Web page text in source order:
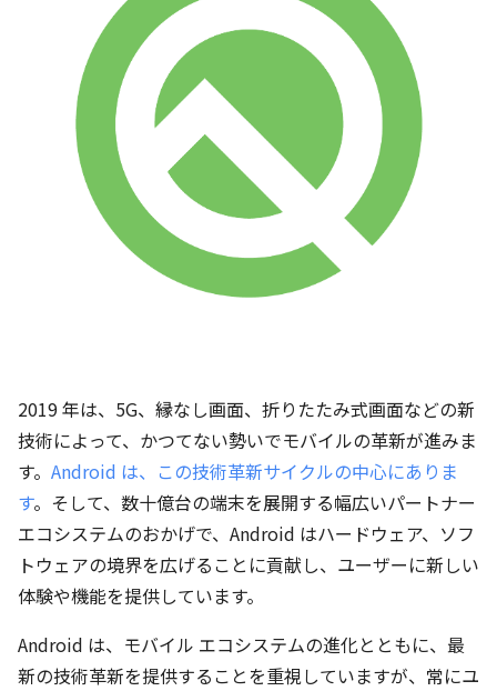
2019 年は、5G、縁なし画面、折りたたみ式画面などの新
技術によって、かつてない勢いでモバイルの革新が進みま
す。 Android は、この技術革新サイクルの中心にありま
す。そして、数十億台の端末を展開する幅広いパートナー
エコシステムのおかげで、Android はハードウェア、ソフ
トウェアの境界を広げることに貢献し、ユーザーに新しい
体験や機能を提供しています。
Android は、モバイル エコシステムの進化とともに、最
新の技術革新を提供することを重視していますが、常にユ